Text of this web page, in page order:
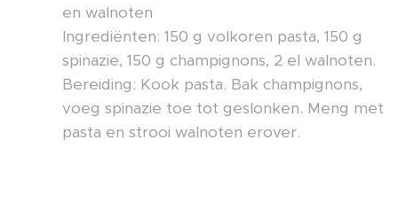
en walnoten
Ingrediënten: 150 g volkoren pasta, 150 g
spinazie, 150 g champignons, 2 el walnoten.
Bereiding: Kook pasta. Bak champignons,
voeg spinazie toe tot geslonken. Meng met
pasta en strooi walnoten erover.